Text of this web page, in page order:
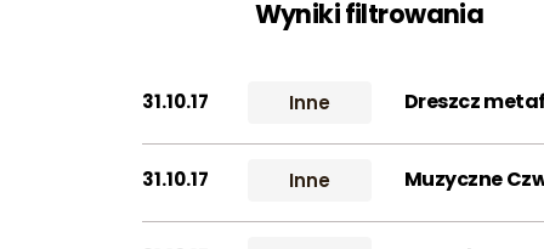
Wyniki filtrowania
Dreszcz
31.10.17 Inne
Muzyczne
31.10.17 Inne